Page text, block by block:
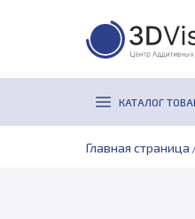
КАТАЛОГ
Главная страница